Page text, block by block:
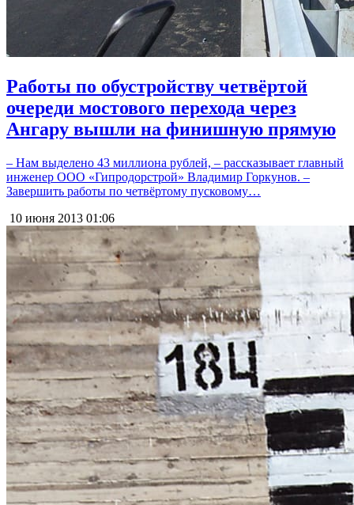
Работы по обустройству четвёртой
очереди мостового перехода через
Ангару вышли на финишную прямую
– Нам выделено 43 миллиона рублей, – рассказывает главный
инженер ООО «Гипродорстрой» Владимир Горкунов. –
Завершить работы по четвёртому пусковому…
10 июня 2013 01:06